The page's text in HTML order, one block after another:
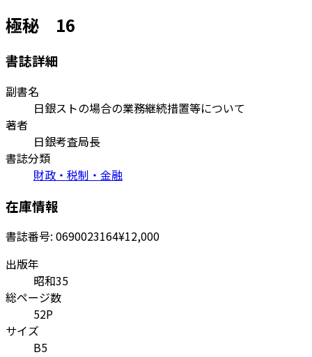
極秘 16
書誌詳細
副書名
日銀ストの場合の業務継続措置等について
著者
日銀考査局長
書誌分類
財政・税制・金融
在庫情報
書誌番号: 0690023164¥12,000
出版年
昭和35
総ページ数
52P
サイズ
B5